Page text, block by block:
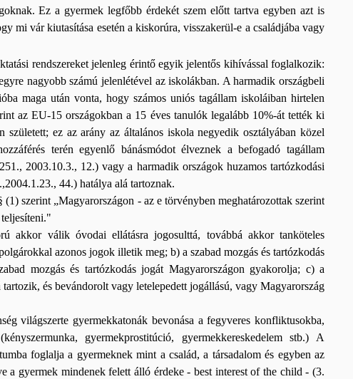
Ez a gyermek legfőbb érdekét szem előtt tartva egyben azt is
mi vár kiutasítása esetén a kiskorúra, visszakerül-e a családjába vagy
rendszereket jelenleg érintő egyik jelentős kihívással foglalkozik:
nagyobb számú jelenlétével az iskolákban. A harmadik országbeli
maga után vonta, hogy számos uniós tagállam iskoláiban hirtelen
az EU-15 országokban a 15 éves tanulók legalább 10%-át tették ki
ez az arány az általános iskola negyedik osztályában közel
terén egyenlő bánásmódot élveznek a befogadó tagállam
2003.10.3., 12.) vagy a harmadik országok huzamos tartózkodási
44.) hatálya alá tartoznak.
szerint „Magyarországon - az e törvényben meghatározottak szerint
akkor válik óvodai ellátásra jogosulttá, továbbá akkor tanköteles
azonos jogok illetik meg; b) a szabad mozgás és tartózkodás
mozgás és tartózkodás jogát Magyarországon gyakorolja; c) a
és bevándorolt vagy letelepedett jogállású, vagy Magyarország
világszerte gyermekkatonák bevonása a fegyveres konfliktusokba,
gyermekprostitúció, gyermekkereskedelem stb.) A
foglalja a gyermeknek mint a család, a társadalom és egyben az
a gyermek mindenek felett álló érdeke - best interest of the child - (3.